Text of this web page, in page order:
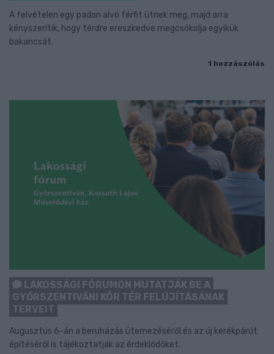
A felvételen egy padon alvó férfit ütnek meg, majd arra
kényszerítik, hogy térdre ereszkedve megcsókolja egyikük
bakancsát.
1 hozzászólás
LAKOSSÁGI FÓRUMON MUTATJÁK BE A
GYŐRSZENTIVÁNI KÖR TÉR FELÚJÍTÁSÁNAK
TERVEIT
Augusztus 6-án a beruházás ütemezéséről és az új kerékpárút
építéséről is tájékoztatják az érdeklődőket.